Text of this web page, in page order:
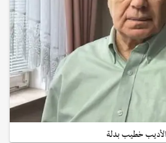
الأديب خطيب بدلة